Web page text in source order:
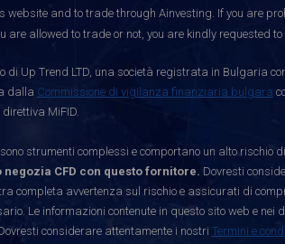
website and to trade through Ainvesting. If you are
are allowed to trade or not, you are kindly requested
di Up Trend LTD, una società registrata in Bulgaria
dalla Commissione di vigilanza finanziaria bulgara
MiFID.
sono strumenti complessi e comportano un alto
CFD con questo fornitore. Dovresti
completa avvertenza sul rischio e assicurati di
Le informazioni contenute in questo sito web e
considerare attentamente i nostri Termini e